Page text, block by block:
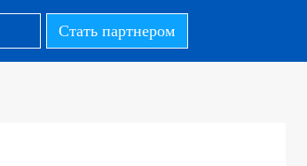
Стать партнером